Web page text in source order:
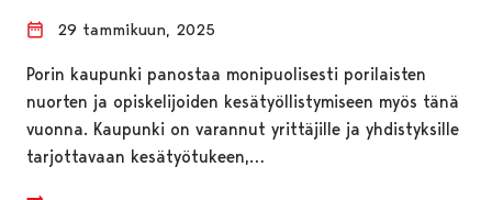
29 tammikuun, 2025
Porin kaupunki panostaa monipuolisesti porilaisten
nuorten ja opiskelijoiden kesätyöllistymiseen myös tänä
vuonna. Kaupunki on varannut yrittäjille ja yhdistyksille
tarjottavaan kesätyötukeen,…